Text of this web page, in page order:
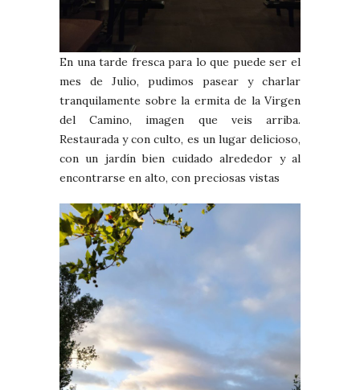
En una tarde fresca para lo que puede ser el
mes de Julio, pudimos pasear y charlar
tranquilamente sobre la ermita de la Virgen
del Camino, imagen que veis arriba.
Restaurada y con culto, es un lugar delicioso,
con un jardín bien cuidado alrededor y al
encontrarse en alto, con preciosas vistas